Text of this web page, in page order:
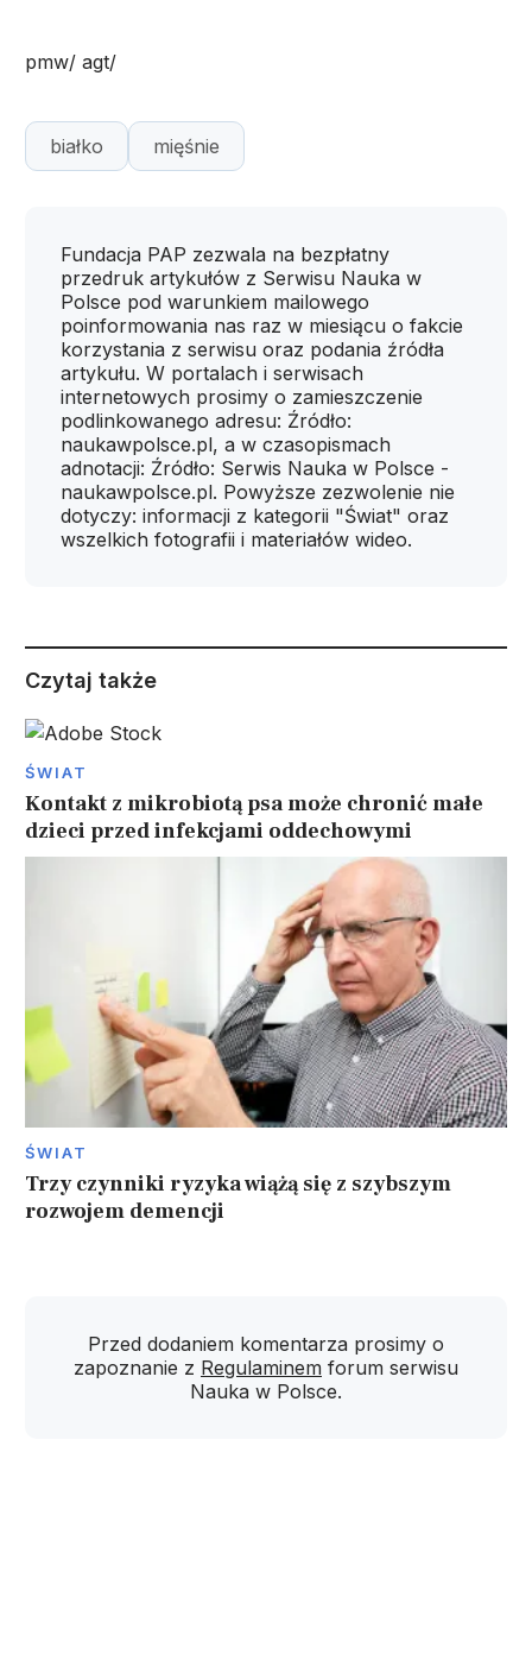
pmw/ agt/
białko mięśnie
Fundacja PAP zezwala na bezpłatny
przedruk artykułów z Serwisu Nauka w
Polsce pod warunkiem mailowego
poinformowania nas raz w miesiącu o fakcie
korzystania z serwisu oraz podania źródła
artykułu. W portalach i serwisach
internetowych prosimy o zamieszczenie
podlinkowanego adresu: Źródło:
naukawpolsce.pl, a w czasopismach
adnotacji: Źródło: Serwis Nauka w Polsce -
naukawpolsce.pl. Powyższe zezwolenie nie
dotyczy: informacji z kategorii "Świat" oraz
wszelkich fotografii i materiałów wideo.
Czytaj także
ŚWIAT
Kontakt z mikrobiotą psa może chronić małe
dzieci przed infekcjami oddechowymi
ŚWIAT
Trzy czynniki ryzyka wiążą się z szybszym
rozwojem demencji
Przed dodaniem komentarza prosimy o
zapoznanie z Regulaminem forum serwisu
Nauka w Polsce.